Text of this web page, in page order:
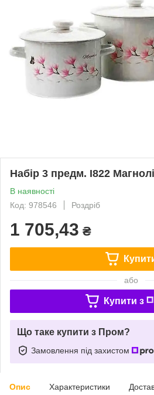
Набір 3 предм. I822
В наявності
Код: 978546
Роздріб
1 705,43 ₴
або
Купити з
Що таке купити з Пром?
Замовлення під захистом
Опис Характеристики